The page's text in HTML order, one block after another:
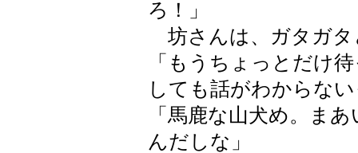
ろ！」
坊さんは、ガタガタ
「もうちょっとだけ
しても話がわからな
「馬鹿な山犬め。ま
んだしな」